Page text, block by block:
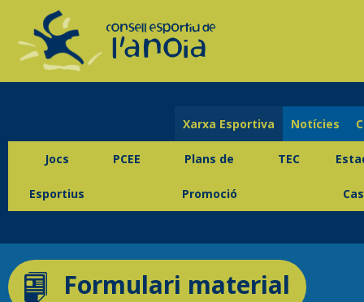
Xarxa Esportiva Notícies
Jocs
Esportius
PCEE Plans de
Promoció
TEC
Formulari material